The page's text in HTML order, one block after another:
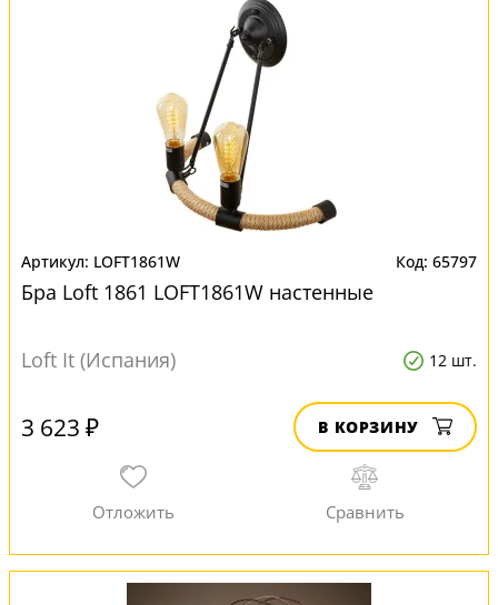
LOFT1861W 65797
Бра Loft 1861 LOFT1861W настенные
Loft It (Испания) 12 шт.
3 623 ₽ В КОРЗИНУ